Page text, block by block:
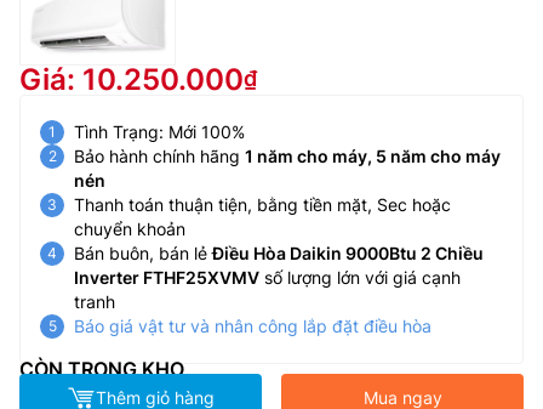
Giá: 10.250.000
Tình Trạng: Mới 100%
Bảo hành chính hãng 1 năm cho máy, 5 năm cho máy
nén
Thanh toán thuận tiện, bằng tiền mặt, Sec hoặc
chuyển khoản
Bán buôn, bán lẻĐiều Hòa Daikin 9000Btu 2 Chiều
Inverter FTHF25XVMV số lượng lớn với giá cạnh
tranh
Báo giá vật tư và nhân công lắp đặt điều hòa
CÒN TRONG KHO
Thêm giỏ hàng Mua ngay